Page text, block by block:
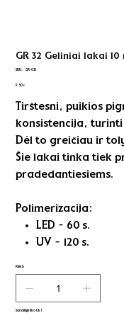
GR 32 Geliniai lakai 10
SKU:
SKU
032
GR-032
Kaina
9,50 €
Tirštesni, puikios
konsistencija,
Dėl to greičiau ir
Šie lakai tinka tiek
pradedantiesiems.
Polimerizacija:
LED - 60 s.
UV - 120 s.
Kiekis
Sandėlyje liko tik 1